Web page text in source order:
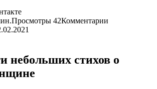
Просмотры 42Комментарии
небольших стихов о